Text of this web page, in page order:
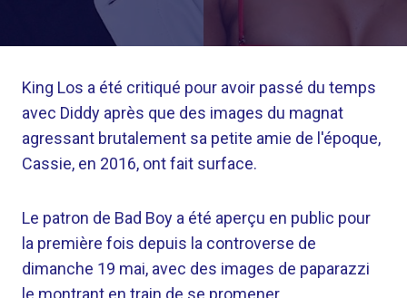
King Los a été critiqué pour avoir passé du temps
avec Diddy après que des images du magnat
agressant brutalement sa petite amie de l'époque,
Cassie, en 2016, ont fait surface.
Le patron de Bad Boy a été aperçu en public pour
la première fois depuis la controverse de
dimanche 19 mai, avec des images de paparazzi
le montrant en train de se promener